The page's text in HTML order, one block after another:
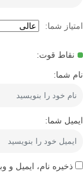
امتیاز شما:
نقاط قوت:
نام شما:
ایمیل شما:
ذخیره نام، ایمیل و